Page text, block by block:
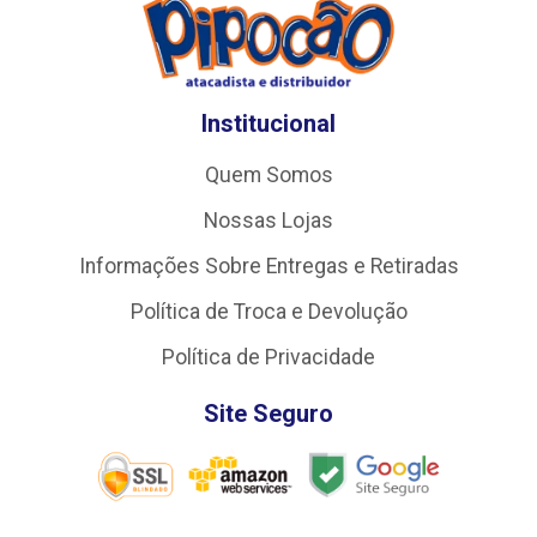
Institucional
Quem Somos
Nossas Lojas
Informações Sobre Entregas e Retiradas
Política de Troca e Devolução
Política de Privacidade
Site Seguro